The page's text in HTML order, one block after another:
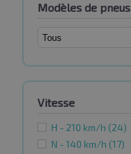
Modèles de pneus
Vitesse
H - 210 km/h (24)
N - 140 km/h (17)